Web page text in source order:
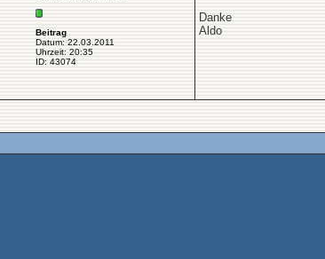
Beitrag
Datum: 22.03.2011
Uhrzeit: 20:35
ID: 43074
Danke
Aldo